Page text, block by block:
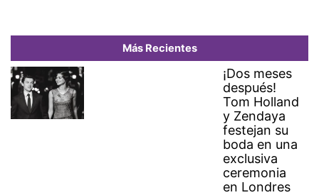
Más Recientes
¡Dos meses
después!
Tom Holland
y Zendaya
festejan su
boda en una
exclusiva
ceremonia
en Londres